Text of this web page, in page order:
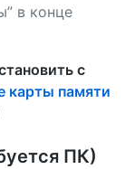
в конце
с
карты памяти
ПК)